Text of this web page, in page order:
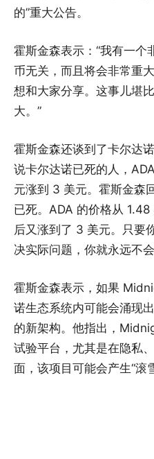
的”重大公告。
霍斯金森表示：“我有一个
币无关，而且将会非常重
想和大家分享。这事儿堪
大。”
霍斯金森还谈到了卡尔达
说卡尔达诺已死的人，
元涨到 3 美元。霍斯金森
已死。ADA 的价格从
后又涨到了 3 美元。只要
决实际问题，你就永远不
霍斯金森表示，如果
诺生态系统内可能会涌现
的新架构。他指出，
试验平台，尤其是在隐私
面，该项目可能会产生“滚